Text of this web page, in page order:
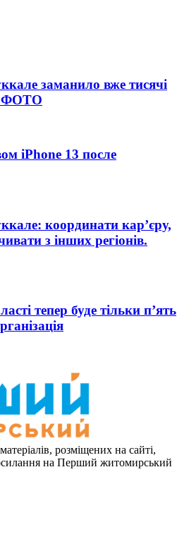
заманило вже тисячі
ФОТО
iPhone 13 после
координати кар’єру,
з інших регіонів.
тепер буде тільки п’ять
розміщених на сайті,
на Перший житомирський